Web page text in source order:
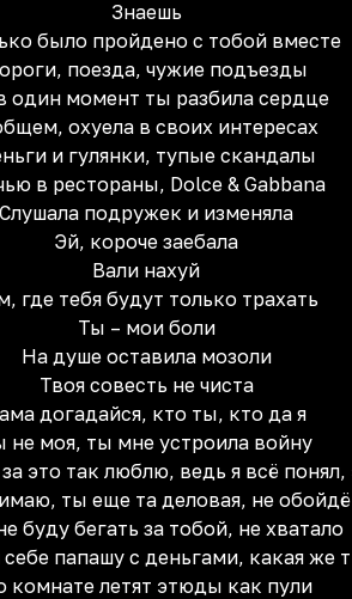
Знаешь
было пройдено с тобой вместе
поезда, чужие подъезды
один момент ты разбила сердце
охуела в своих интересах
и гулянки, тупые скандалы
в рестораны, Dolce & Gabbana
Слушала подружек и изменяла
Эй, короче заебала
Вали нахуй
где тебя будут только трахать
Ты – мои боли
На душе оставила мозоли
Твоя совесть не чиста
догадайся, кто ты, кто да я
не моя, ты мне устроила войну
это так люблю, ведь я всё понял,
ты еще та деловая, не
буду бегать за тобой, не хватало
папашу с деньгами, какая же
комнате летят этюды как пули